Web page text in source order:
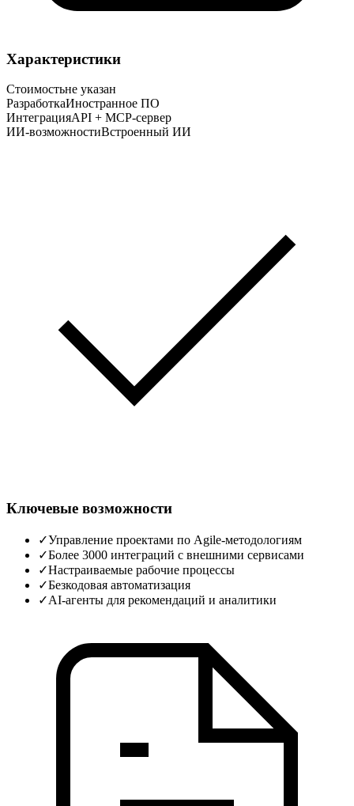
Характеристики
Стоимостьне указан
РазработкаИностранное ПО
ИнтеграцияAPI + MCP-сервер
ИИ-возможностиВстроенный ИИ
Ключевые возможности
✓Управление проектами по Agile‑методологиям
✓Более 3000 интеграций с внешними сервисами
✓Настраиваемые рабочие процессы
✓Безкодовая автоматизация
✓AI‑агенты для рекомендаций и аналитики